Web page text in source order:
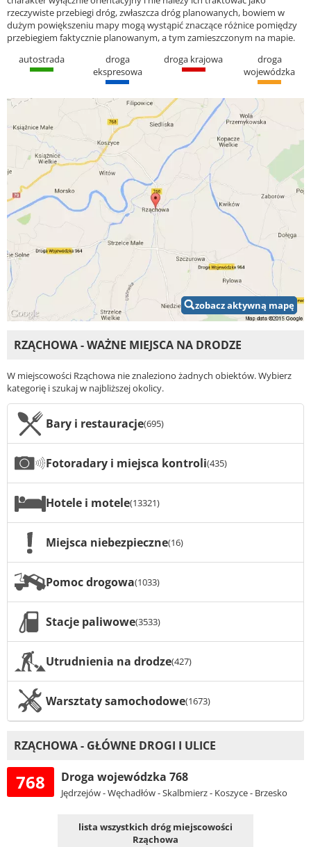
rzeczywiste przebiegi dróg, zwłaszcza dróg planowanych, bowiem w
dużym powiększeniu mapy mogą wystąpić znaczące różnice pomiędzy
przebiegiem faktycznie planowanym, a tym zamieszczonym na mapie.
autostrada
droga
ekspresowa
droga krajowa
droga
wojewódzka
zobacz aktywną mapę
RZĄCHOWA - WAŻNE MIEJSCA NA DRODZE
W miejscowości Rząchowa nie znaleziono żadnych obiektów. Wybierz
kategorię i szukaj w najbliższej okolicy.
Bary i restauracje(695)
Fotoradary i miejsca kontroli(435)
Hotele i motele(13321)
Miejsca niebezpieczne(16)
Pomoc drogowa(1033)
Stacje paliwowe(3533)
Utrudnienia na drodze(427)
Warsztaty samochodowe(1673)
RZĄCHOWA - GŁÓWNE DROGI I ULICE
768 Droga wojewódzka 768
Jędrzejów - Węchadłów - Skalbmierz - Koszyce - Brzesko
lista wszystkich dróg miejscowości
Rząchowa